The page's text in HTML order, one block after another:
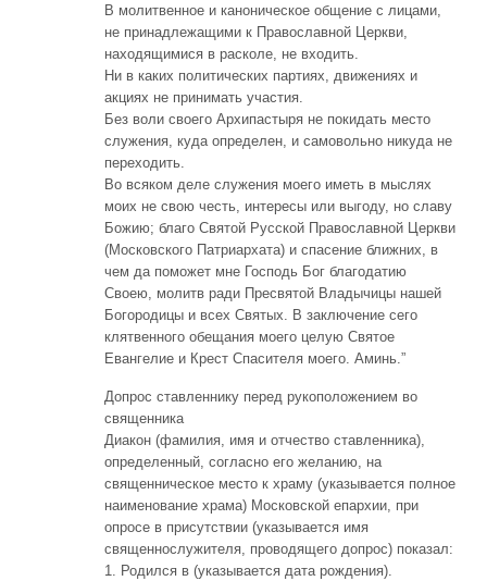
В молитвенное и каноническое общение с лицами,
не принадлежащими к Православной Церкви,
находящимися в расколе, не входить.
Ни в каких политических партиях, движениях и
акциях не принимать участия.
Без воли своего Архипастыря не покидать место
служения, куда определен, и самовольно никуда не
переходить.
Во всяком деле служения моего иметь в мыслях
моих не свою честь, интересы или выгоду, но славу
Божию; благо Святой Русской Православной Церкви
(Московского Патриархата) и спасение ближних, в
чем да поможет мне Господь Бог благодатию
Своею, молитв ради Пресвятой Владычицы нашей
Богородицы и всех Святых. В заключение сего
клятвенного обещания моего целую Святое
Евангелие и Крест Спасителя моего. Аминь.”
Допрос ставленнику перед рукоположением во
священника
Диакон (фамилия, имя и отчество ставленника),
определенный, согласно его желанию, на
священническое место к храму (указывается полное
наименование храма) Московской епархии, при
опросе в присутствии (указывается имя
священнослужителя, проводящего допрос) показал:
1. Родился в (указывается дата рождения).